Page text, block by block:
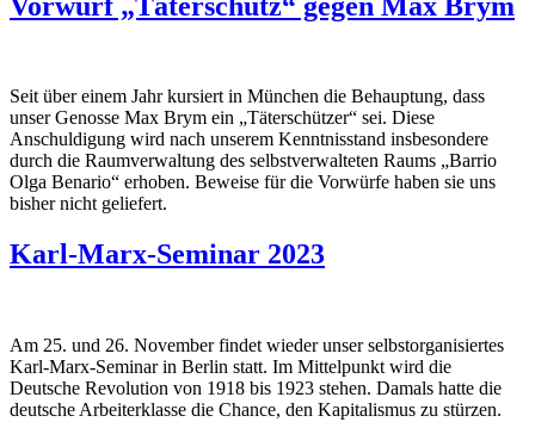
Seit über einem Jahr kursiert in München die Behauptung, dass
unser Genosse Max Brym ein „Täterschützer“ sei. Diese
Anschuldigung wird nach unserem Kenntnisstand insbesondere
durch die Raumverwaltung des selbstverwalteten Raums „Barrio
Olga Benario“ erhoben. Beweise für die Vorwürfe haben sie uns
bisher nicht geliefert.
Karl-Marx-Seminar 2023
Am 25. und 26. November findet wieder unser selbstorganisiertes
Karl-Marx-Seminar in Berlin statt. Im Mittelpunkt wird die
Deutsche Revolution von 1918 bis 1923 stehen. Damals hatte die
deutsche Arbeiterklasse die Chance, den Kapitalismus zu stürzen.